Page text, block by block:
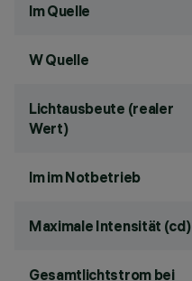
lm Quelle
W Quelle
Lichtausbeute (realer
Wert)
lm im Notbetrieb
Maximale Intensität (cd)
Gesamtlichtstrom bei